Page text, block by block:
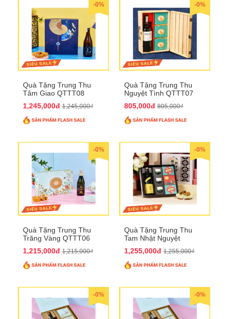
-0%
Quà Tặng Trung Thu
Tâm Giao QTTT08
1,245,000đ 1,245,000₫
-0%
Quà Tặng Trung Thu
Nguyệt Tình QTTT07
805,000đ 805,000₫
-0%
Quà Tặng Trung Thu
Trăng Vàng QTTT06
1,215,000đ 1,215,000₫
-0%
Quà Tặng Trung Thu
Tam Nhật Nguyệt
1,255,000đ 1,255,000₫
-0% -0%